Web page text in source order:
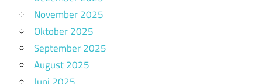
November 2025
Oktober 2025
September 2025
August 2025